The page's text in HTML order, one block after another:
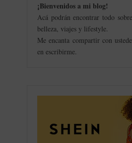
¡Bienvenidos a mi blog!
Acá podrán encontrar todo
belleza, viajes y lifestyle.
Me encanta compartir con
en escribirme.